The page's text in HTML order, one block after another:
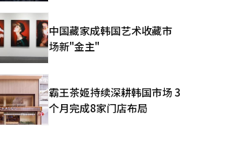
中国藏家成韩国艺术收藏市
场新"金主"
霸王茶姬持续深耕韩国市场 3
个月完成8家门店布局